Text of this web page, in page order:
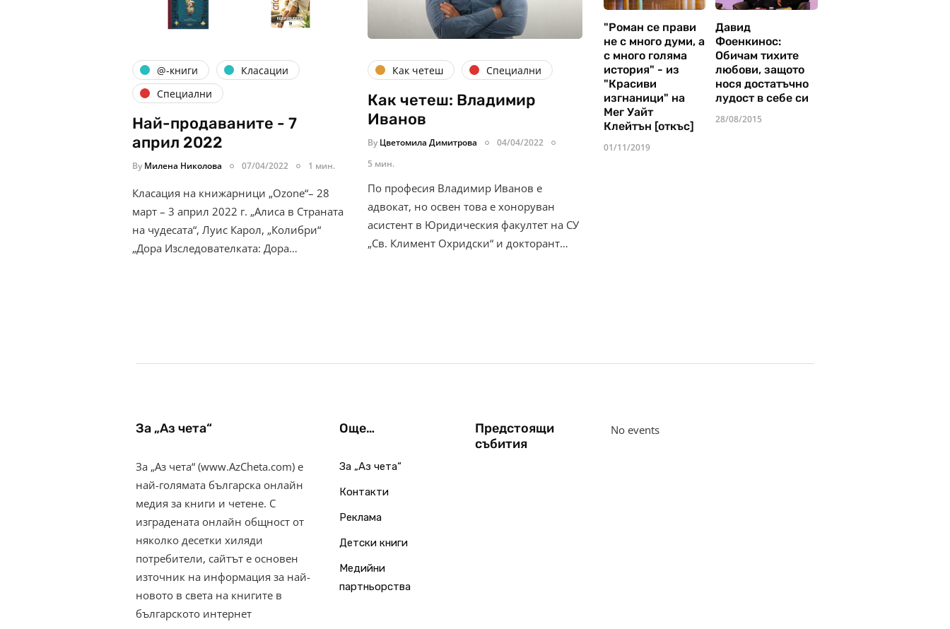
@-книги
Класации
Специални
Най-продаваните - 7
април 2022
By Милена Николова 07/04/2022 1 мин.
Класация на книжарници „Ozone“– 28
март – 3 април 2022 г. „Алиса в Страната
на чудесата“, Луис Карол, „Колибри“
„Дора Изследователката: Дора…
Как четеш Специални
Как четеш: Владимир
Иванов
By Цветомила Димитрова
04/04/2022
5 мин.
По професия Владимир Иванов е
адвокат, но освен това е хоноруван
асистент в Юридическия факултет на СУ
„Св. Климент Охридски“ и докторант…
"Роман се прави
не с много думи, а
с много голяма
история" - из
"Красиви
изгнаници" на
Мег Уайт
Клейтън [откъс]
01/11/2019
Давид
Фоенкинос:
Обичам тихите
любови, защото
нося достатъчно
лудост в себе си
28/08/2015
За „Аз чета“
За „Аз чета“ (www.AzCheta.com) е
най-голямата българска онлайн
медия за книги и четене. С
изградената онлайн общност от
няколко десетки хиляди
потребители, сайтът е основен
източник на информация за най-
новото в света на книгите в
българското интернет
Още…
За „Аз чета“
Контакти
Реклама
Детски книги
Медийни
партньорства
Предстоящи
събития
No events